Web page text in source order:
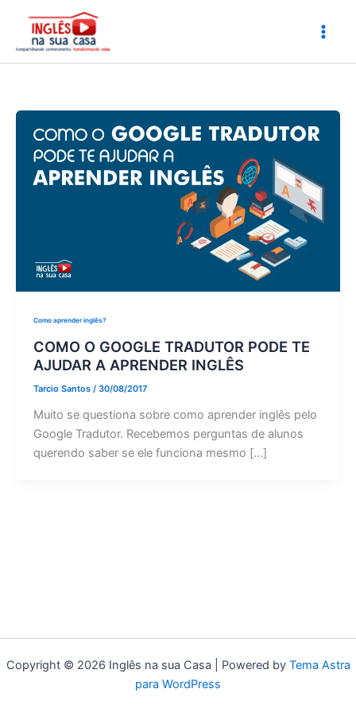
conteúdo
Como aprender inglês?
COMO O GOOGLE TRADUTOR PODE TE
AJUDAR A APRENDER INGLÊS
Tarcio Santos / 30/08/2017
Muito se questiona sobre como aprender inglês pelo
Google Tradutor. Recebemos perguntas de alunos
querendo saber se ele funciona mesmo […]
Copyright © 2026 Inglês na sua Casa | Powered by Tema Astra
para WordPress